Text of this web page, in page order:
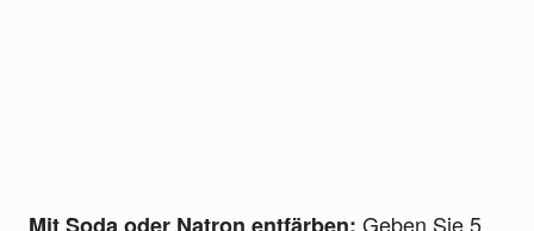
Geben Sie 5